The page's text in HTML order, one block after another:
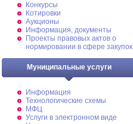
Конкурсы
Котировки
Аукционы
Информация, документы
Проекты правовых актов о
нормировании в сфере закупок
Муниципальные услуги
Информация
Технологические схемы
МФЦ
Услуги в электронном виде